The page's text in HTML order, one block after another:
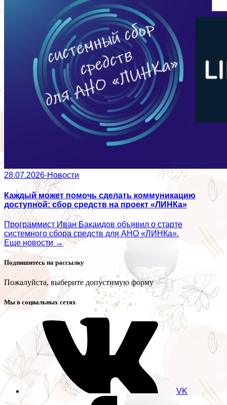
28.07.2026·Новости
Каждый может помочь сделать коммуникацию
доступной: сбор средств на проект «ЛИНКа»
Программист Иван Бакаидов объявил о старте
системного сбора средств для АНО «ЛИНКа».
Еще новости →
Подпишитесь на рассылку
Пожалуйста, выберите допустимую форму
Мы в социальных сетях
VK